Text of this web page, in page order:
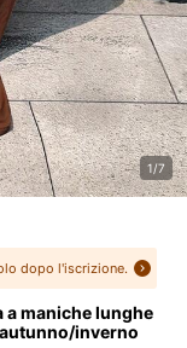
1/7
dopo l'iscrizione.
a maniche lunghe
inverno